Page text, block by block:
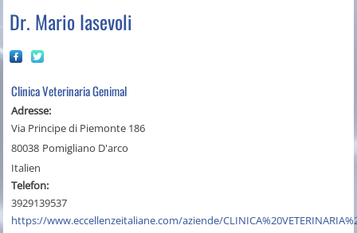
Dr. Mario Iasevoli
Clinica Veterinaria Genimal
Adresse:
Via Principe di Piemonte 186
80038 Pomigliano D'arco
Italien
Telefon:
3929139537
https://www.eccellenzeitaliane.com/aziende/